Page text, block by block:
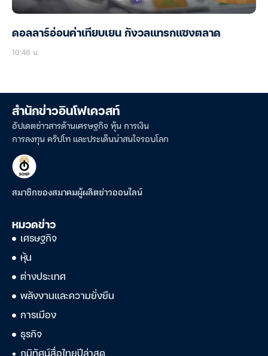
ดอลลาร์อ่อนค่าเทียบเยน กังวลแทรกแซงตลาด
10:46 น.
สำนักข่าวอินโฟเควสท์
อัปเดตข่าวสารด้านเศรษฐกิจ หุ้น การเงิน
การลงทุน คริปโท และประเด็นน่าสนใจรอบโลก
สมาชิกของสมาคมผู้ผลิตข่าวออนไลน์
หมวดข่าว
เศรษฐกิจ
หุ้น
ต่างประเทศ
พลังงานและความยั่งยืน
การเมือง
ธุรกิจ
ภูมิทัศน์สื่อไทยปีล่าสุด